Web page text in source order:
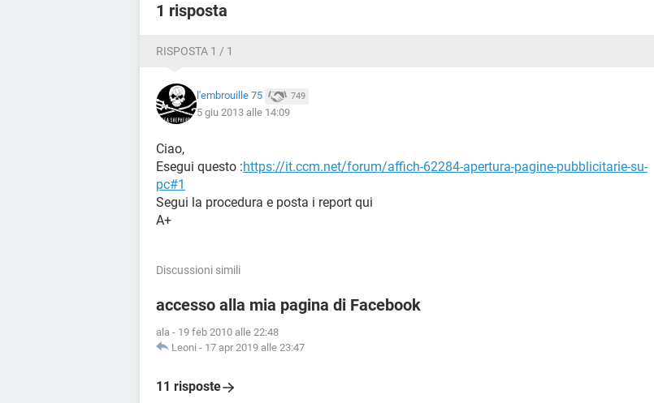
1 risposta
RISPOSTA 1 / 1
l'embrouille 75 749
5 giu 2013 alle 14:09
Ciao,
Esegui questo :https://it.ccm.net/forum/affich-62284-apertura-pagine-pubblicitarie-su-
pc#1
Segui la procedura e posta i report qui
A+
Discussioni simili
accesso alla mia pagina di Facebook
ala - 19 feb 2010 alle 22:48
Leoni - 17 apr 2019 alle 23:47
11 risposte